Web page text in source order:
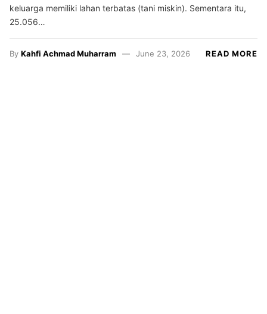
keluarga memiliki lahan terbatas (tani miskin). Sementara itu,
25.056…
By Kahfi Achmad Muharram June 23, 2026 READ MORE